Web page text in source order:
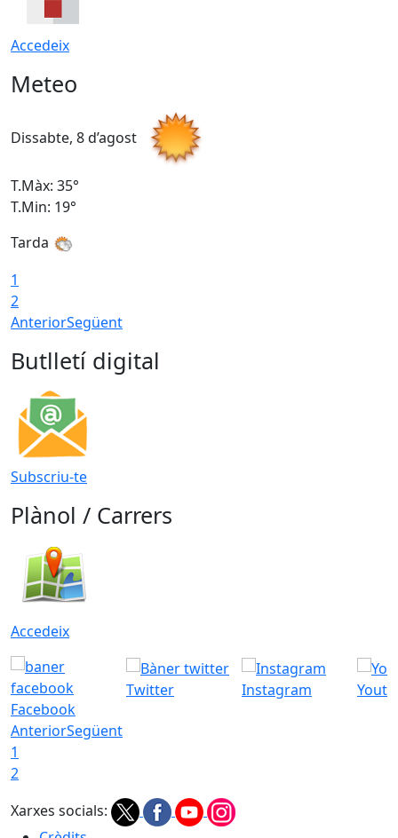
Accedeix
Meteo
Dissabte, 8 d’agost
T.Màx: 35°
T.Min: 19°
Tarda
1
2
AnteriorSegüent
Butlletí digital
Subscriu-te
Plànol / Carrers
Accedeix
Facebook
Twitter Instagram
AnteriorSegüent
1
2
Xarxes socials: